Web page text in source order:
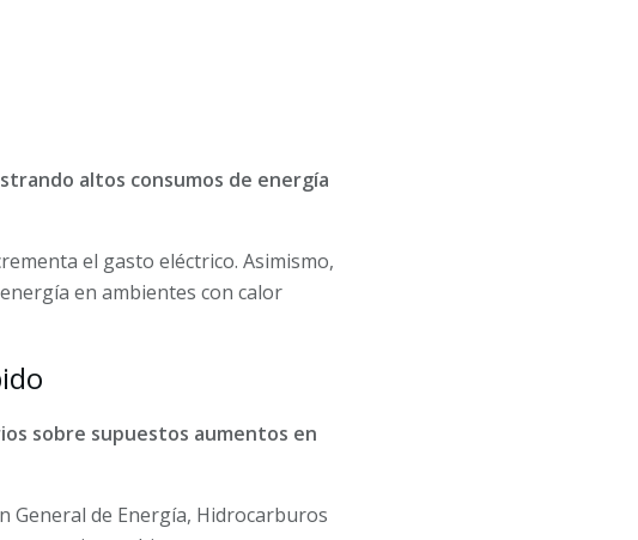
altos consumos de energía
el gasto eléctrico. Asimismo,
en ambientes con calor
sobre supuestos aumentos en
General de Energía, Hidrocarburos